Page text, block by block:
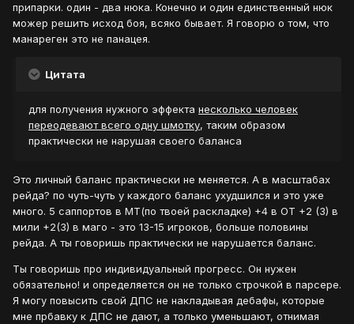
припарки. один - два нюка. Конечно и один единственный нюк
можер решить исход боя, всяко бывает. Я говорю о том, что
манареген это не панацея.
Цитата
для получения нужного эффекта несколько человек
переодевают всего одну шмотку, таким образом
практически не нарушая своего баланса
Это личный баланс практически не меняется. А в масштабах
рейда? по чуть-чуть у каждого баланс ухудшился и это уже
много. 5 саппортов в МТ(по твоей раскладке) +4 в ОТ +2 (3) в
мили +2(3) в маго - это 13-15 игроков, больше половины
рейда. А ты говоришь практически не нарушается баланс.
Ты говоришь про индивидуальный прогресс. Он нужен
обязательно! и определяется он не только строчкой в парсере.
Я могу повысить свой ДПС не накладывая дебафы, которые
мне прбавку к ДПС не дают, а только уменьшают, отнимая